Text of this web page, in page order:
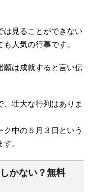
は見ることができない
人気の行事です。
願は成就すると言い伝
、壮大な行列はありま
中の５月３日という
。
かない？無料